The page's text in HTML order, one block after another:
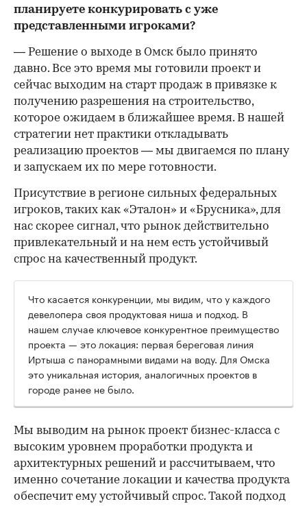
планируете конкурировать с уже
представленными игроками?
— Решение о выходе в Омск было принято
давно. Все это время мы готовили проект и
сейчас выходим на старт продаж в привязке к
получению разрешения на строительство,
которое ожидаем в ближайшее время. В нашей
стратегии нет практики откладывать
реализацию проектов — мы двигаемся по плану
и запускаем их по мере готовности.
Присутствие в регионе сильных федеральных
игроков, таких как «Эталон» и «Брусника», для
нас скорее сигнал, что рынок действительно
привлекательный и на нем есть устойчивый
спрос на качественный продукт.
Что касается конкуренции, мы видим, что у каждого
девелопера своя продуктовая ниша и подход. В
нашем случае ключевое конкурентное преимущество
проекта — это локация: первая береговая линия
Иртыша с панорамными видами на воду. Для Омска
это уникальная история, аналогичных проектов в
городе ранее не было.
Мы выводим на рынок проект бизнес-класса с
высоким уровнем проработки продукта и
архитектурных решений и рассчитываем, что
именно сочетание локации и качества продукта
обеспечит ему устойчивый спрос. Такой подход